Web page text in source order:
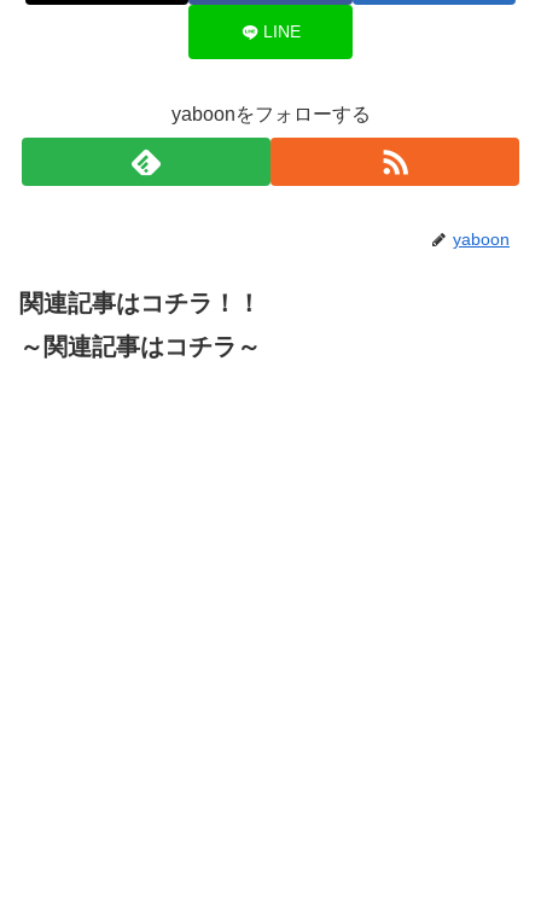
LINE
yaboonをフォローする
yaboon
関連記事はコチラ！！
～関連記事はコチラ～